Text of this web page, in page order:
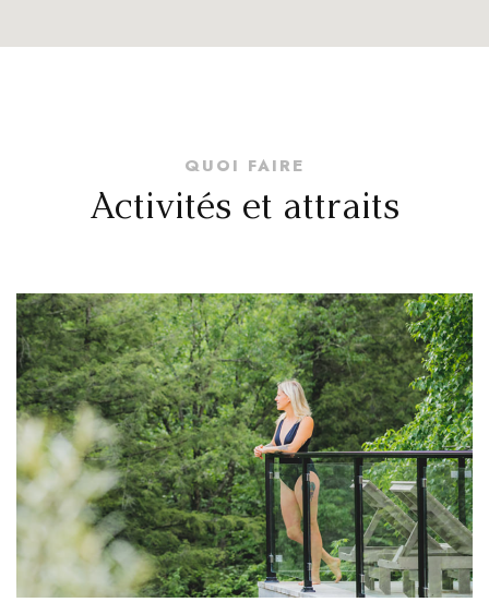
QUOI FAIRE
Activités et attraits